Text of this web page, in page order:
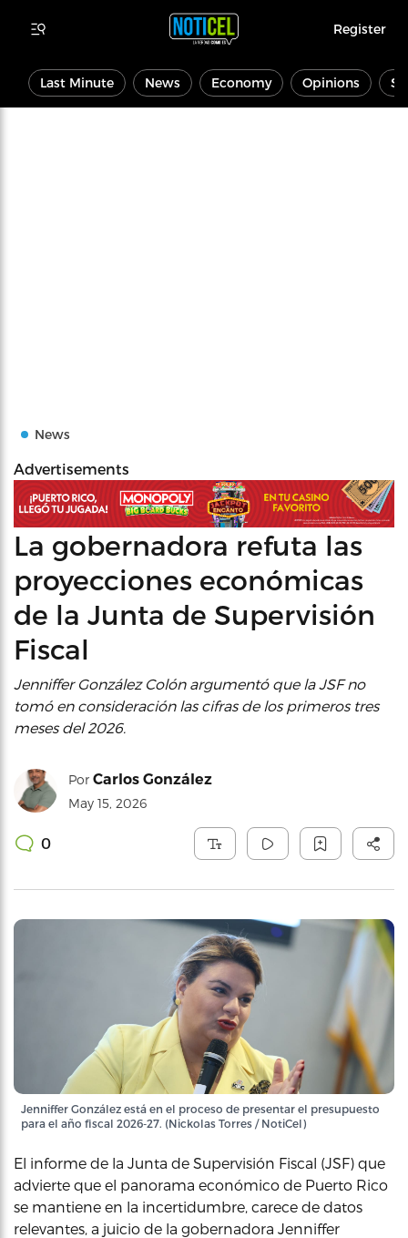
Register
Last Minute News Economy Opinions
News
Advertisements
La gobernadora refuta las
proyecciones económicas
de la Junta de Supervisión
Fiscal
Jenniffer González Colón argumentó que la JSF no
tomó en consideración las cifras de los primeros tres
meses del 2026.
Por Carlos González
May 15, 2026
0
Jenniffer González está en el proceso de presentar el presupuesto
para el año fiscal 2026-27. (Nickolas Torres / NotiCel)
El informe de la Junta de Supervisión Fiscal (JSF) que
advierte que el panorama económico de Puerto Rico
se mantiene en la incertidumbre, carece de datos
relevantes, a juicio de la gobernadora Jenniffer